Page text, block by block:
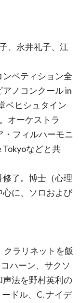
、永井礼子、江
ペティション全
ノコンクール in
ベヒシュタイン
オーケストラ
・フィルハーモニ
Tokyoなどと共
了。博士（心理
に、ソロおよび
クラリネットを飯
ハーン、サクソ
法を野村英利の
ドル、C. ナイデ